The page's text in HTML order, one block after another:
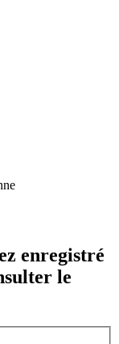
enregistré
le